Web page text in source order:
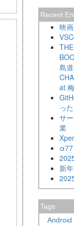
Recent
映
島
at
った
サ
業
α77
新年
Tags
Android